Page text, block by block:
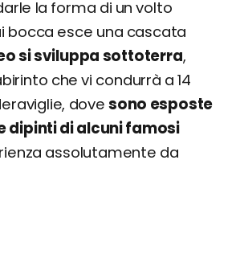
la forma di un volto
bocca esce una cascata
si sviluppa sottoterra,
che vi condurrà a 14
dovesono esposte
dipinti di alcuni famosi
assolutamente da